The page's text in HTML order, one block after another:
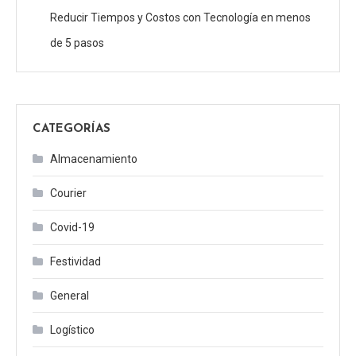
Reducir Tiempos y Costos con Tecnología en menos
de 5 pasos
CATEGORÍAS
Almacenamiento
Courier
Covid-19
Festividad
General
Logístico